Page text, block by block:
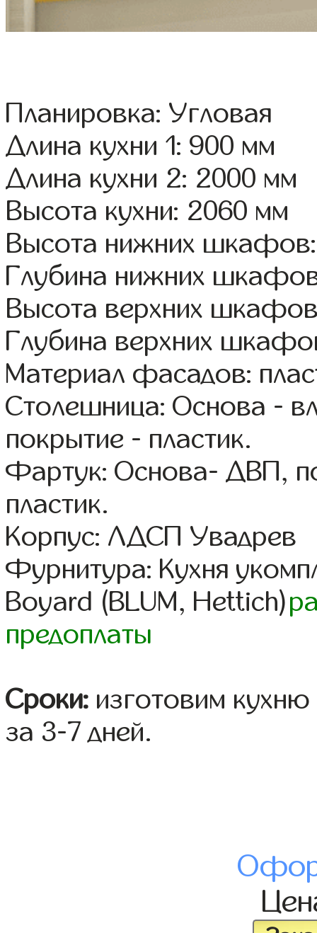
Планировка: Угловая
Длина кухни 1: 900 мм
Длина кухни 2: 2000 мм
Высота кухни: 2060 мм
Высота нижних
Глубина нижних
Высота верхних
Глубина верхних
Материал фасадов:
Столешница: Основа -
покрытие - пластик.
Фартук: Основа- ДВП,
пластик.
Корпус: ЛДСП Увадрев
Фурнитура: Кухня
Boyard (BLUM, Hettich)
предоплаты
Сроки: изготовим
за 3-7 дней.